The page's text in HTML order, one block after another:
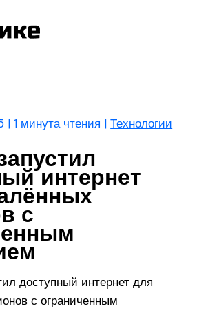
|1 минута чтения |Технологии
интернет
с